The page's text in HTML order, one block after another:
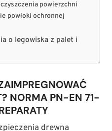
powierzchni
powłoki ochronnej
o legowiska z palet i
NORMA PN-EN 71-
drewna